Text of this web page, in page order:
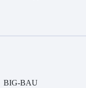
BIG-BAU